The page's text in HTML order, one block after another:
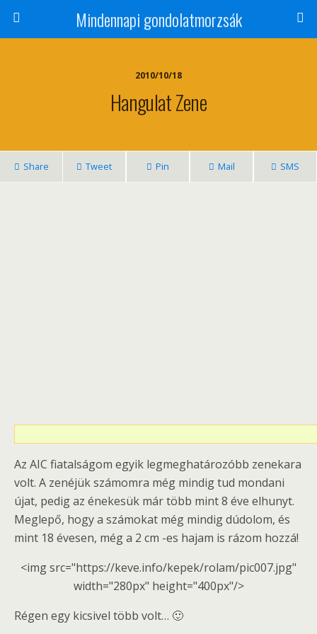
Mindennapi gondolatmorzsák
2010/10/18
Hangulat Zene
Share Tweet Pin Mail SMS
Az AIC fiatalságom egyik legmeghatározóbb zenekara
volt. A zenéjük számomra még mindig tud mondani
újat, pedig az énekesük már több mint 8 éve elhunyt.
Meglepő, hogy a számokat még mindig dúdolom, és
mint 18 évesen, még a 2 cm -es hajam is rázom hozzá!
<img src="https://keve.info/kepek/rolam/pic007.jpg"
width="280px" height="400px"/>
Régen egy kicsivel több volt… 🙂